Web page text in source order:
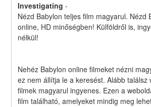
Investigating -
Nézd Babylon teljes film magyarul. Nézd
online, HD minőségben! Külföldről is,
nélkül!
Nehéz Babylon online filmeket nézni
ez nem állítja le a keresést. Alább találsz
filmek magyarul ingyenes. Ezen a
film található, amelyeket mindig meg